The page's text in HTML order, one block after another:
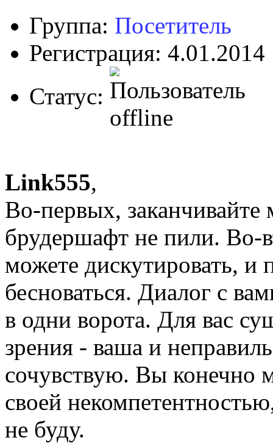
Группа: Посетитель
Регистрация: 4.01.2014
Статус:
Link555,
Во-первых,
брудершафт не пили. Во-
можете дискутировать, и
бесноваться. Диалог с
в одни ворота. Для вас
зрения - ваша и
сочувствую. Вы конечно
своей
не буду.